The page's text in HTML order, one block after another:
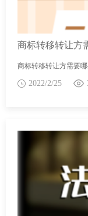
商标转移转让方
商标转移转让方需要
2022/2/25